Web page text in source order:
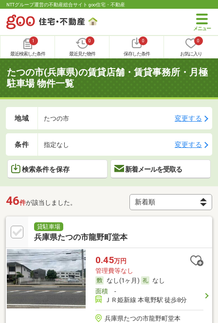
NTTグループ運営の不動産総合サイト goo住宅・不動産
1
最近検索した条件
0
最近見た物件
0
保存した条件
0
お気に入り
たつの市(兵庫県)の賃貸店舗・賃貸事務所・月極
駐車場 物件一覧
地域 たつの市 変更する
条件 指定なし 変更する
検索条件を保存 新着メールを受取る
46件が該当しました。
貸駐車場
兵庫県たつの市龍野町堂本
0.45万円
管理費等なし
なし(1ヶ月)
なし
面積-
ＪＲ姫新線 本竜野駅 徒歩8分
兵庫県たつの市龍野町堂本